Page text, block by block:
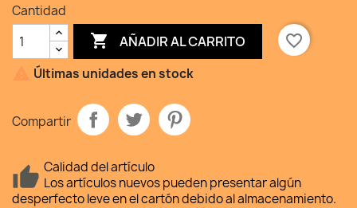
Cantidad
 AÑADIR AL CARRITO
favorite_border
Últimas unidades en stock
Compartir
Calidad del artículo
Los artículos nuevos pueden presentar algún
desperfecto leve en el cartón debido al almacenamiento.